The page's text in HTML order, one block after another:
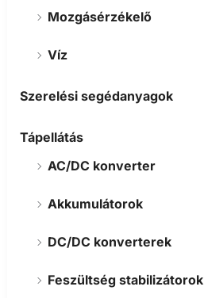
Mozgásérzékelő
Víz
Szerelési segédanyagok
Tápellátás
AC/DC konverter
Akkumulátorok
DC/DC konverterek
Feszültség stabilizátorok